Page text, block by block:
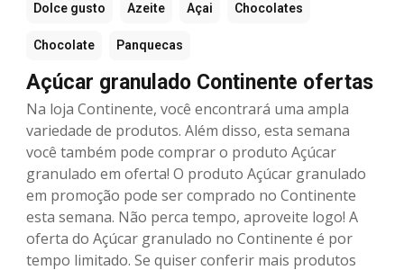
Dolce gusto Azeite Açai Chocolates
Chocolate Panquecas
Açúcar granulado Continente ofertas
Na loja Continente, você encontrará uma ampla
variedade de produtos. Além disso, esta semana
você também pode comprar o produto Açúcar
granulado em oferta! O produto Açúcar granulado
em promoção pode ser comprado no Continente
esta semana. Não perca tempo, aproveite logo! A
oferta do Açúcar granulado no Continente é por
tempo limitado. Se quiser conferir mais produtos